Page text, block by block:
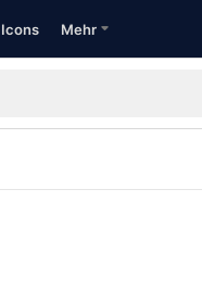
Mehr